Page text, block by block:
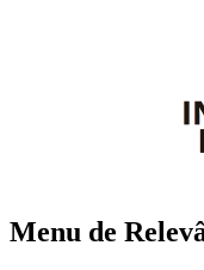
Menu de